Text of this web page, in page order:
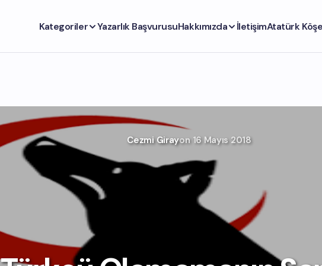
Kategoriler Yazarlık BaşvurusuHakkımızda İletişimAtatürk
Cezmi Girayon 16 Mayıs 2018